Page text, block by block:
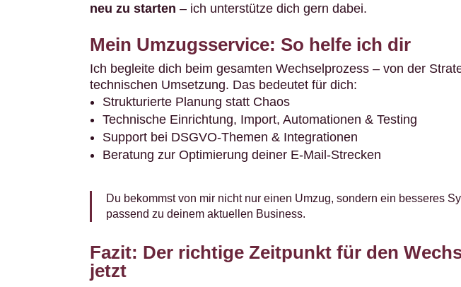
neu zu starten – ich unterstütze dich gern dabei.
Mein Umzugsservice: So helfe ich dir
Ich begleite dich beim gesamten Wechselprozess – von der
technischen Umsetzung. Das bedeutet für dich:
Strukturierte Planung statt Chaos
Technische Einrichtung, Import, Automationen & Testing
Support bei DSGVO-Themen & Integrationen
Beratung zur Optimierung deiner E-Mail-Strecken
Du bekommst von mir nicht nur einen Umzug, sondern ein besseres
passend zu deinem aktuellen Business.
Fazit: Der richtige Zeitpunkt für den
jetzt